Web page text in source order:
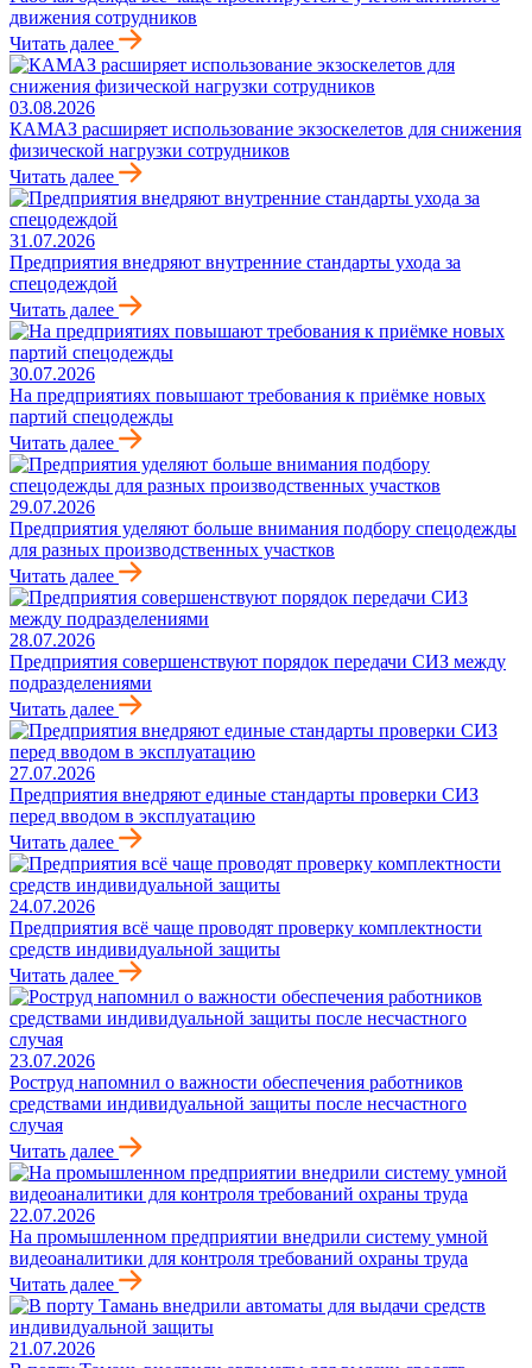
движения сотрудников
Читать далее
03.08.2026
КАМАЗ расширяет использование экзоскелетов для снижения
физической нагрузки сотрудников
Читать далее
31.07.2026
Предприятия внедряют внутренние стандарты ухода за
спецодеждой
Читать далее
30.07.2026
На предприятиях повышают требования к приёмке новых
партий спецодежды
Читать далее
29.07.2026
Предприятия уделяют больше внимания подбору спецодежды
для разных производственных участков
Читать далее
28.07.2026
Предприятия совершенствуют порядок передачи СИЗ между
подразделениями
Читать далее
27.07.2026
Предприятия внедряют единые стандарты проверки СИЗ
перед вводом в эксплуатацию
Читать далее
24.07.2026
Предприятия всё чаще проводят проверку комплектности
средств индивидуальной защиты
Читать далее
23.07.2026
Роструд напомнил о важности обеспечения работников
средствами индивидуальной защиты после несчастного
случая
Читать далее
22.07.2026
На промышленном предприятии внедрили систему умной
видеоаналитики для контроля требований охраны труда
Читать далее
21.07.2026